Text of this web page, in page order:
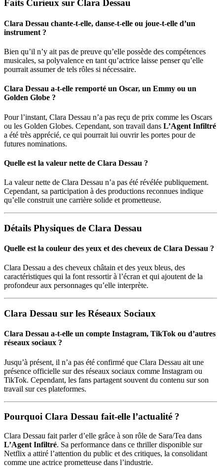
Faits Curieux sur Clara Dessau
Clara Dessau chante-t-elle, danse-t-elle ou joue-t-elle d’un
instrument ?
Bien qu’il n’y ait pas de preuve qu’elle possède des compétences
musicales, sa polyvalence en tant qu’actrice laisse penser qu’elle
pourrait assumer de tels rôles si nécessaire.
Clara Dessau a-t-elle remporté un Oscar, un Emmy ou un
Golden Globe ?
Pour l’instant, Clara Dessau n’a pas reçu de prix comme les Oscars
ou les Golden Globes. Cependant, son travail dans L’Agent Infiltré
a été très apprécié, ce qui pourrait lui ouvrir les portes pour de
futures nominations.
Quelle est la valeur nette de Clara Dessau ?
La valeur nette de Clara Dessau n’a pas été révélée publiquement.
Cependant, sa participation à des productions reconnues indique
qu’elle construit une carrière solide et prometteuse.
Détails Physiques de Clara Dessau
Quelle est la couleur des yeux et des cheveux de Clara Dessau ?
Clara Dessau a des cheveux châtain et des yeux bleus, des
caractéristiques qui la font ressortir à l’écran et qui ajoutent de la
profondeur aux personnages qu’elle interprète.
Clara Dessau sur les Réseaux Sociaux
Clara Dessau a-t-elle un compte Instagram, TikTok ou d’autres
réseaux sociaux ?
Jusqu’à présent, il n’a pas été confirmé que Clara Dessau ait une
présence officielle sur des réseaux sociaux comme Instagram ou
TikTok. Cependant, les fans partagent souvent du contenu sur son
travail sur ces plateformes.
Pourquoi Clara Dessau fait-elle l’actualité ?
Clara Dessau fait parler d’elle grâce à son rôle de Sara/Tea dans
L’Agent Infiltré. Sa performance dans ce thriller disponible sur
Netflix a attiré l’attention du public et des critiques, la consolidant
comme une actrice prometteuse dans l’industrie.